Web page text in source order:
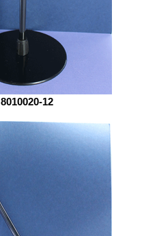
8010020-12